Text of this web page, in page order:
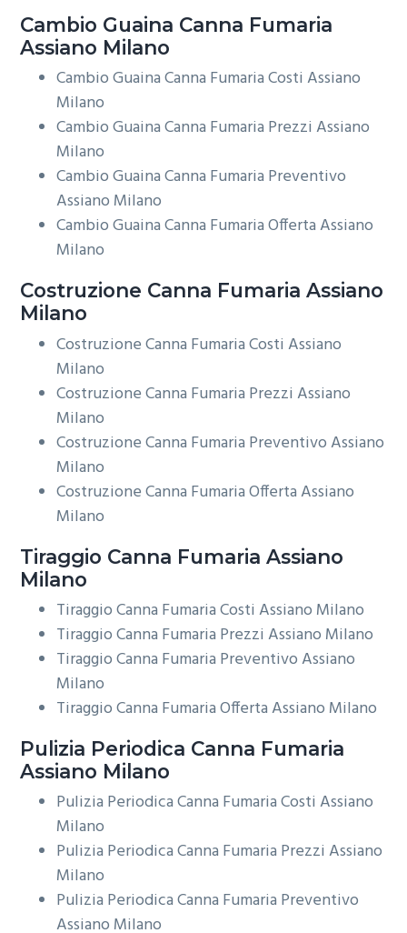
Cambio Guaina Canna Fumaria
Assiano Milano
Cambio Guaina Canna Fumaria Costi Assiano
Milano
Cambio Guaina Canna Fumaria Prezzi Assiano
Milano
Cambio Guaina Canna Fumaria Preventivo
Assiano Milano
Cambio Guaina Canna Fumaria Offerta Assiano
Milano
Costruzione Canna Fumaria Assiano
Milano
Costruzione Canna Fumaria Costi Assiano
Milano
Costruzione Canna Fumaria Prezzi Assiano
Milano
Costruzione Canna Fumaria Preventivo Assiano
Milano
Costruzione Canna Fumaria Offerta Assiano
Milano
Tiraggio Canna Fumaria Assiano
Milano
Tiraggio Canna Fumaria Costi Assiano Milano
Tiraggio Canna Fumaria Prezzi Assiano Milano
Tiraggio Canna Fumaria Preventivo Assiano
Milano
Tiraggio Canna Fumaria Offerta Assiano Milano
Pulizia Periodica Canna Fumaria
Assiano Milano
Pulizia Periodica Canna Fumaria Costi Assiano
Milano
Pulizia Periodica Canna Fumaria Prezzi Assiano
Milano
Pulizia Periodica Canna Fumaria Preventivo
Assiano Milano